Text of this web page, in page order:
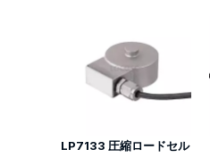
LP7133 圧縮ロードセル